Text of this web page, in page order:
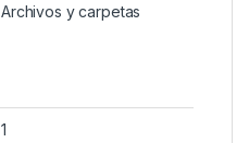
‎Archivos y carpetas
‎1